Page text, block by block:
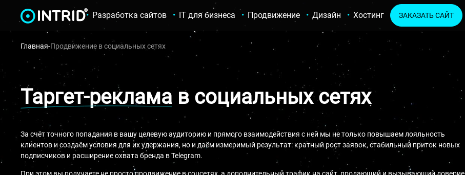
Разработка сайтов IT для бизнеса Продвижение Дизайн Хостинг ЗАКАЗАТЬ САЙТ
Главная-Продвижение в социальных сетях
Таргет-реклама в социальных сетях
За счёт точного попадания в вашу целевую аудиторию и прямого взаимодействия с ней мы не только повышаем лояльность
клиентов и создаём условия для их удержания, но и даём измеримый результат: кратный рост заявок, стабильный приток новых
подписчиков и расширение охвата бренда в Telegram.